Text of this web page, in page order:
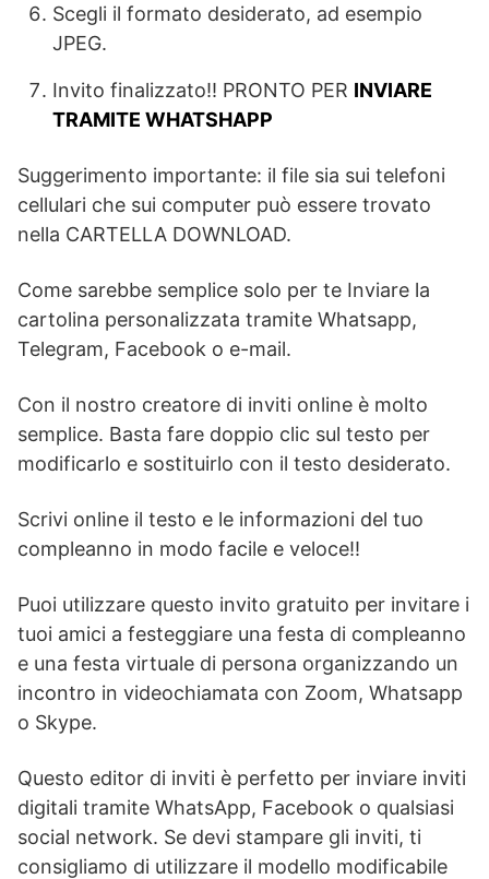
Scegli il formato desiderato, ad esempio
JPEG.
Invito finalizzato!! PRONTO PER INVIARE
TRAMITE WHATSHAPP
Suggerimento importante: il file sia sui telefoni
cellulari che sui computer può essere trovato
nella CARTELLA DOWNLOAD.
Come sarebbe semplice solo per te Inviare la
cartolina personalizzata tramite Whatsapp,
Telegram, Facebook o e-mail.
Con il nostro creatore di inviti online è molto
semplice. Basta fare doppio clic sul testo per
modificarlo e sostituirlo con il testo desiderato.
Scrivi online il testo e le informazioni del tuo
compleanno in modo facile e veloce!!
Puoi utilizzare questo invito gratuito per invitare i
tuoi amici a festeggiare una festa di compleanno
e una festa virtuale di persona organizzando un
incontro in videochiamata con Zoom, Whatsapp
o Skype.
Questo editor di inviti è perfetto per inviare inviti
digitali tramite WhatsApp, Facebook o qualsiasi
social network. Se devi stampare gli inviti, ti
consigliamo di utilizzare il modello modificabile